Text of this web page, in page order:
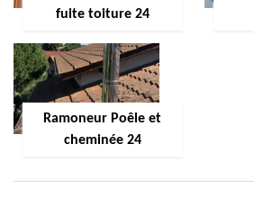
fuite toiture 24
Ramoneur Poêle et
cheminée 24